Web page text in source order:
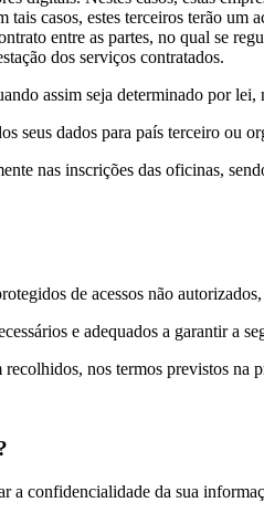
casos, estes terceiros terão
entre as partes, no qual se
dos serviços contratados.
assim seja determinado por
seus dados para país terceiro ou
nas inscrições das oficinas,
de acessos não
e adequados a garantir a
nos termos previstos na
confidencialidade da sua